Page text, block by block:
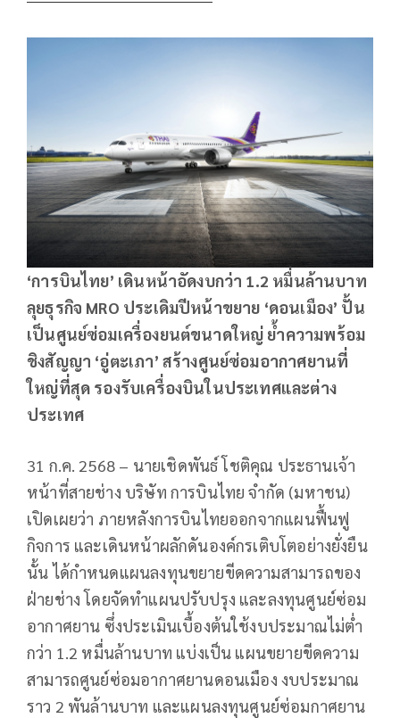
‘การบินไทย’ เดินหน้าอัดงบกว่า 1.2 หมื่นล้านบาท
ลุยธุรกิจ MRO ประเดิมปีหน้าขยาย ‘ดอนเมือง’ ปั้น
เป็นศูนย์ซ่อมเครื่องยนต์ขนาดใหญ่ ย้ำความพร้อม
ชิงสัญญา ‘อู่ตะเภา’ สร้างศูนย์ซ่อมอากาศยานที่
ใหญ่ที่สุด รองรับเครื่องบินในประเทศและต่าง
ประเทศ
31 ก.ค. 2568 – นายเชิดพันธ์ โชติคุณ ประธานเจ้า
หน้าที่สายช่าง บริษัท การบินไทย จำกัด (มหาชน)
เปิดเผยว่า ภายหลังการบินไทยออกจากแผนฟื้นฟู
กิจการ และเดินหน้าผลักดันองค์กรเติบโตอย่างยั่งยืน
นั้น ได้กำหนดแผนลงทุนขยายขีดความสามารถของ
ฝ่ายช่าง โดยจัดทำแผนปรับปรุง และลงทุนศูนย์ซ่อม
อากาศยาน ซึ่งประเมินเบื้องต้นใช้งบประมาณไม่ต่ำ
กว่า 1.2 หมื่นล้านบาท แบ่งเป็น แผนขยายขีดความ
สามารถศูนย์ซ่อมอากาศยานดอนเมือง งบประมาณ
ราว 2 พันล้านบาท และแผนลงทุนศูนย์ซ่อมกาศยาน